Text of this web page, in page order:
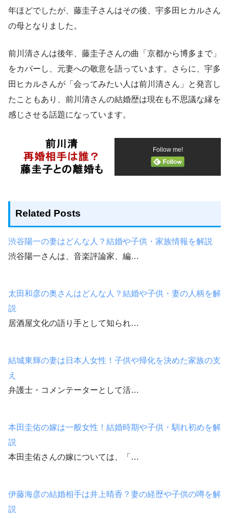
年ほどでしたが、藤圭子さんはその後、宇多田ヒカルさん
の母となりました。
前川清さんは後年、藤圭子さんの曲「京都から博多まで」
をカバーし、元妻への敬意を語っています。さらに、宇多
田ヒカルさんが「会ってみたい人は前川清さん」と発言し
たこともあり、前川清さんの結婚歴は現在も不思議な縁を
感じさせる話題になっています。
Follow me!
Related Posts
渋谷陽一の妻はどんな人？結婚や子供・家族情報を解説
渋谷陽一さんは、音楽評論家、編…
太田和彦の奥さんはどんな人？結婚や子供・妻の人柄を解
説
居酒屋文化の語り手として知られ…
結城東輝の妻は日本人女性！子供や帰化を決めた家族の支
え
弁護士・コメンテーターとして活…
本田圭佑の嫁は一般女性！結婚時期や子供・馴れ初めを解
説
本田圭佑さんの嫁については、「…
伊藤海彦の結婚相手は井上晴香？妻の経歴や子供の噂を解
説